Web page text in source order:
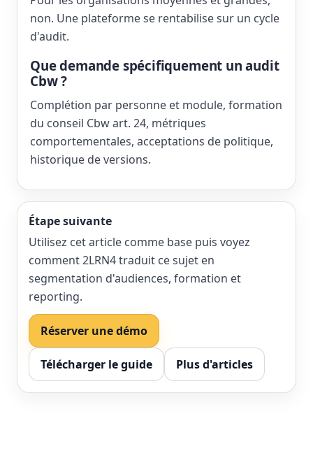
non. Une plateforme se rentabilise sur un cycle
d'audit.
Que demande spécifiquement un audit
Cbw ?
Complétion par personne et module, formation
du conseil Cbw art. 24, métriques
comportementales, acceptations de politique,
historique de versions.
Étape suivante
Utilisez cet article comme base puis voyez
comment 2LRN4 traduit ce sujet en
segmentation d'audiences, formation et
reporting.
Réserver une démo
Télécharger le guide Plus d'articles